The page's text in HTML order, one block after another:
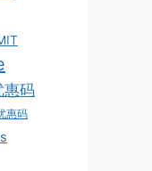
码
惠码